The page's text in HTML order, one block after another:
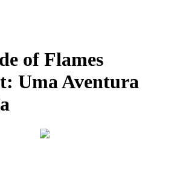
of Flames
Uma Aventura